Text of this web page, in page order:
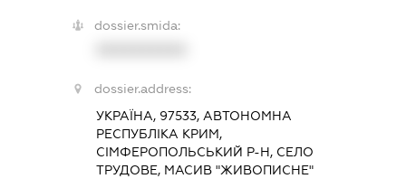
dossier.smida:
dossier.address:
УКРАЇНА, 97533, АВТОНОМНА
РЕСПУБЛІКА КРИМ,
СІМФЕРОПОЛЬСЬКИЙ Р-Н, СЕЛО
ТРУДОВЕ, МАСИВ "ЖИВОПИСНЕ"